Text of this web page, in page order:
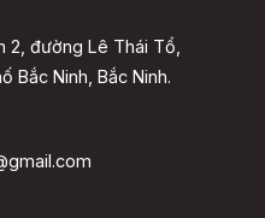
2, đường Lê Thái Tổ,
Bắc Ninh, Bắc Ninh.